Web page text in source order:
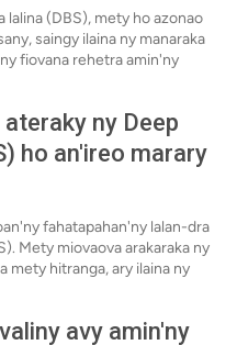
(DBS), mety ho azonao
saingy ilaina ny manaraka
fiovana rehetra amin'ny
ny Deep
ho an'ireo marary
fahatapahan'ny lalan-dra
Mety miovaova arakaraka ny
mety hitranga, ary ilaina ny
avy amin'ny